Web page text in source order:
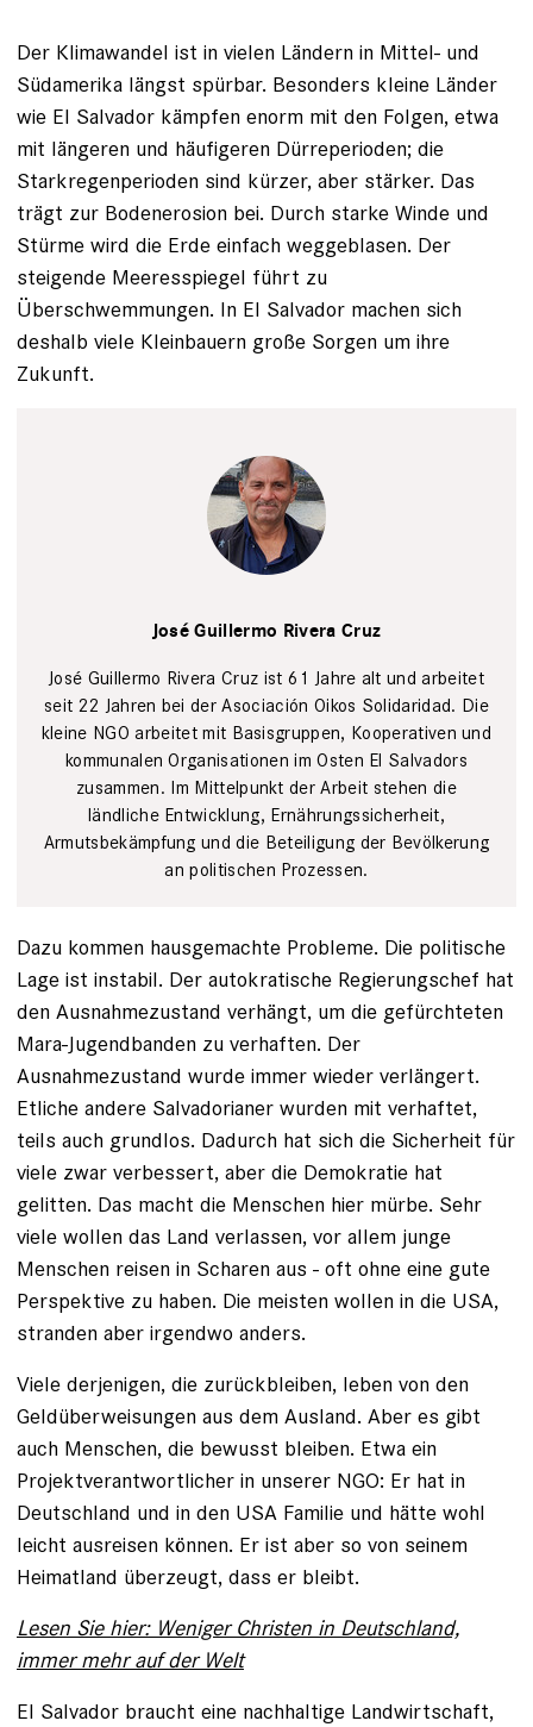
Der Klimawandel ist in vielen Ländern in Mittel- und
Südamerika längst spürbar. Besonders kleine Länder
wie El Salvador kämpfen enorm mit den Folgen, etwa
mit längeren und häufigeren Dürreperioden; die
Starkregenperioden sind kürzer, aber stärker. Das
trägt zur Bodenerosion bei. Durch starke Winde und
Stürme wird die Erde einfach weggeblasen. Der
steigende Meeresspiegel führt zu
Überschwemmungen. In El Salvador machen sich
deshalb viele Kleinbauern große Sorgen um ihre
Zukunft.
José Guillermo Rivera Cruz
José Guillermo Rivera Cruz ist 61 Jahre alt und arbeitet
seit 22 Jahren bei der Asociación Oikos Solidaridad. Die
kleine NGO arbeitet mit Basisgruppen, Kooperativen und
kommunalen Organisationen im Osten El Salvadors
zusammen. Im Mittelpunkt der Arbeit stehen die
ländliche Entwicklung, Ernährungssicherheit,
Armutsbekämpfung und die Beteiligung der Bevölkerung
an politischen Prozessen.
Dazu kommen hausgemachte Probleme. Die politische
Lage ist instabil. Der autokratische Regierungschef hat
den Ausnahmezustand verhängt, um die gefürchteten
Mara-Jugendbanden zu verhaften. Der
Ausnahmezustand wurde immer wieder verlängert.
Etliche andere Salvadorianer wurden mit verhaftet,
teils auch grundlos. Dadurch hat sich die Sicherheit für
viele zwar verbessert, aber die Demokratie hat
gelitten. Das macht die Menschen hier mürbe. Sehr
viele wollen das Land verlassen, vor allem junge
Menschen reisen in Scharen aus - oft ohne eine gute
Perspektive zu haben. Die meisten wollen in die USA,
stranden aber irgendwo anders.
Viele derjenigen, die zurückbleiben, leben von den
Geldüberweisungen aus dem Ausland. Aber es gibt
auch Menschen, die bewusst bleiben. Etwa ein
Projektverantwortlicher in unserer NGO: Er hat in
Deutschland und in den USA Familie und hätte wohl
leicht ausreisen können. Er ist aber so von seinem
Heimatland überzeugt, dass er bleibt.
Lesen Sie hier: Weniger Christen in Deutschland,
immer mehr auf der Welt
El Salvador braucht eine nachhaltige Landwirtschaft,